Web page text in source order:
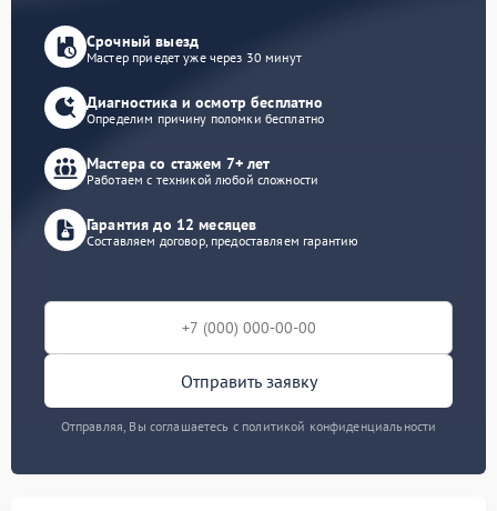
Срочный выезд
Мастер приедет уже через 30 минут
Диагностика и осмотр бесплатно
Определим причину поломки бесплатно
Мастера со стажем 7+ лет
Работаем с техникой любой сложности
Гарантия до 12 месяцев
Составляем договор, предоставляем гарантию
Отправить заявку
Отправляя, Вы соглашаетесь с политикой конфиденциальности